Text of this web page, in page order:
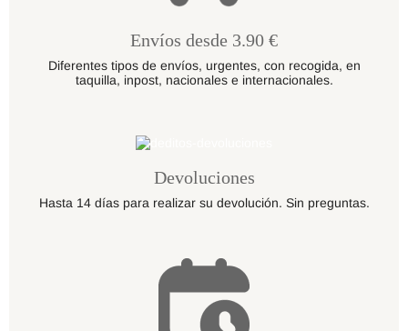
Envíos desde 3.90 €
Diferentes tipos de envíos, urgentes, con recogida, en
taquilla, inpost, nacionales e internacionales.
Devoluciones
Hasta 14 días para realizar su devolución. Sin preguntas.